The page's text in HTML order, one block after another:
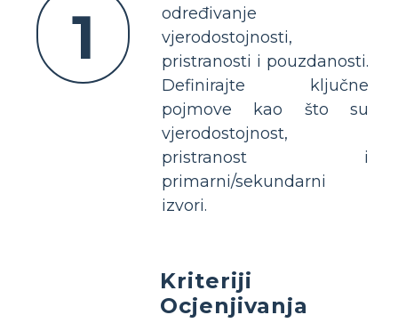
1
određivanje
vjerodostojnosti,
pristranosti i pouzdanosti.
Definirajte ključne
pojmove kao što su
vjerodostojnost,
pristranost i
primarni/sekundarni
izvori.
Kriteriji
Ocjenjivanja